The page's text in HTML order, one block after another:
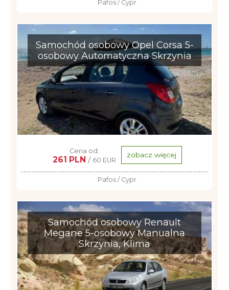
Pafos / Cypr
Samochód osobowy Opel Corsa 5-
osobowy Automatyczna Skrzynia
Cena od:
261 PLN / 60 EUR
zobacz więcej
Pafos / Cypr
Samochód osobowy Renault
Megane 5-osobowy Manualna
Skrzynia, Klima